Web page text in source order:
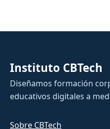
Instituto CBTech
Diseñamos formación
educativos digitales a
Sobre CBTech